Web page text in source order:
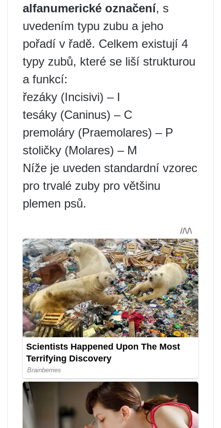
alfanumerické označení, s
uvedením typu zubu a jeho
pořadí v řadě. Celkem existují 4
typy zubů, které se liší strukturou
a funkcí:
řezáky (Incisivi) – I
tesáky (Caninus) – C
premoláry (Praemolares) – P
stoličky (Molares) – M
Níže je uveden standardní vzorec
pro trvalé zuby pro většinu
plemen psů.